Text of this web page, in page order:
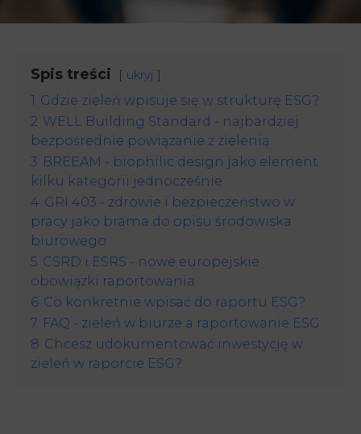
Spis treści ukryj
1 Gdzie zieleń wpisuje się w strukturę ESG?
2 WELL Building Standard - najbardziej
bezpośrednie powiązanie z zielenią
3 BREEAM - biophilic design jako element
kilku kategorii jednocześnie
4 GRI 403 - zdrowie i bezpieczeństwo w
pracy jako brama do opisu środowiska
biurowego
5 CSRD i ESRS - nowe europejskie
obowiązki raportowania
6 Co konkretnie wpisać do raportu ESG?
7 FAQ - zieleń w biurze a raportowanie ESG
8 Chcesz udokumentować inwestycję w
zieleń w raporcie ESG?